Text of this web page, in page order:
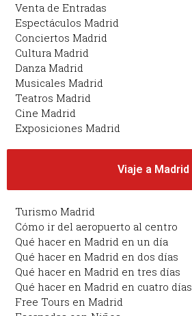
Venta de Entradas
Espectáculos Madrid
Conciertos Madrid
Cultura Madrid
Danza Madrid
Musicales Madrid
Teatros Madrid
Cine Madrid
Exposiciones Madrid
Viaje a Madrid
Turismo Madrid
Cómo ir del aeropuerto al centro
Qué hacer en Madrid en un día
Qué hacer en Madrid en dos días
Qué hacer en Madrid en tres días
Qué hacer en Madrid en cuatro días
Free Tours en Madrid